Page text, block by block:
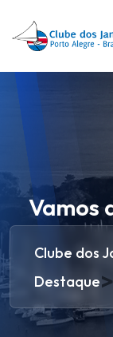
Vamos
Clube dos
Destaque>